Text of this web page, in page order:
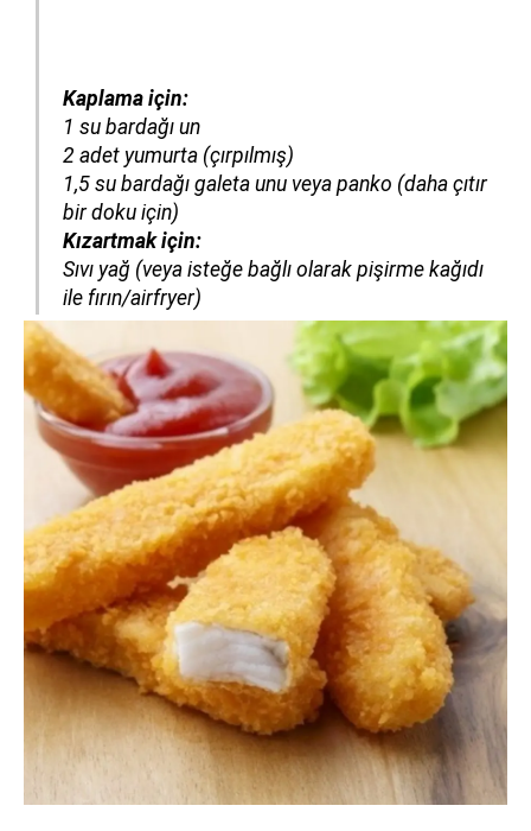
Kaplama için:
1 su bardağı un
2 adet yumurta (çırpılmış)
1,5 su bardağı galeta unu veya panko (daha çıtır
bir doku için)
Kızartmak için:
Sıvı yağ (veya isteğe bağlı olarak pişirme kağıdı
ile fırın/airfryer)